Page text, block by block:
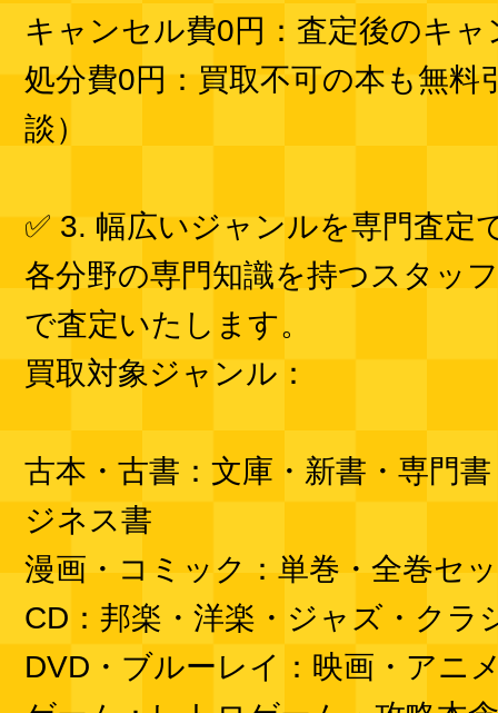
キャンセル費0円：査定後のキャ
処分費0円：買取不可の本も無料
談）
✅ 3. 幅広いジャンルを専門査定
各分野の専門知識を持つスタッ
で査定いたします。
買取対象ジャンル：
古本・古書：文庫・新書・専門
ジネス書
漫画・コミック：単巻・全巻セ
CD：邦楽・洋楽・ジャズ・クラ
DVD・ブルーレイ：映画・アニ